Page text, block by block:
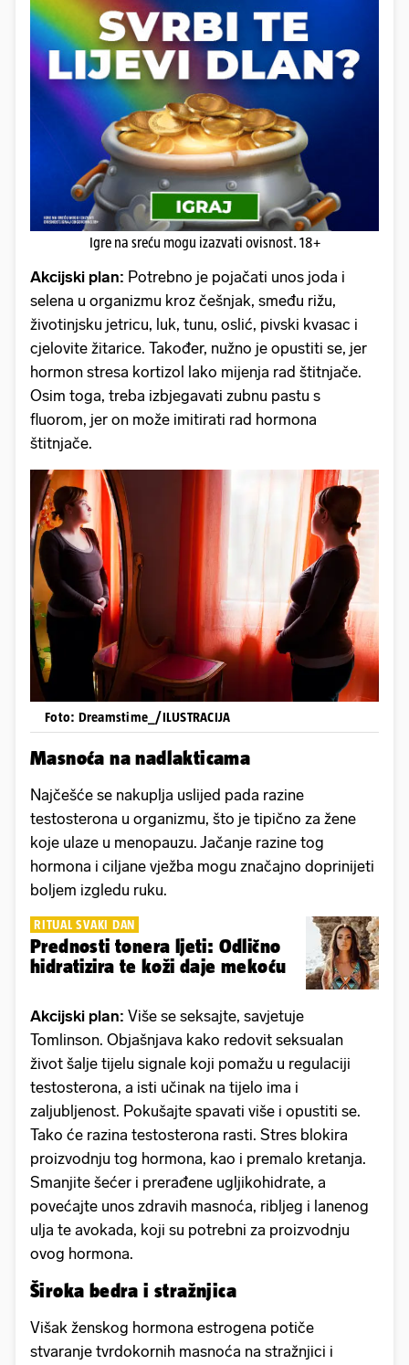
Igre na sreću mogu izazvati ovisnost. 18+
Akcijski plan: Potrebno je pojačati unos joda i
selena u organizmu kroz češnjak, smeđu rižu,
životinjsku jetricu, luk, tunu, oslić, pivski kvasac i
cjelovite žitarice. Također, nužno je opustiti se, jer
hormon stresa kortizol lako mijenja rad štitnjače.
Osim toga, treba izbjegavati zubnu pastu s
fluorom, jer on može imitirati rad hormona
štitnjače.
Foto: Dreamstime_/ILUSTRACIJA
Masnoća na nadlakticama
Najčešće se nakuplja uslijed pada razine
testosterona u organizmu, što je tipično za žene
koje ulaze u menopauzu. Jačanje razine tog
hormona i ciljane vježba mogu značajno doprinijeti
boljem izgledu ruku.
RITUAL SVAKI DAN
Prednosti tonera ljeti: Odlično
hidratizira te koži daje mekoću
Akcijski plan: Više se seksajte, savjetuje
Tomlinson. Objašnjava kako redovit seksualan
život šalje tijelu signale koji pomažu u regulaciji
testosterona, a isti učinak na tijelo ima i
zaljubljenost. Pokušajte spavati više i opustiti se.
Tako će razina testosterona rasti. Stres blokira
proizvodnju tog hormona, kao i premalo kretanja.
Smanjite šećer i prerađene ugljikohidrate, a
povećajte unos zdravih masnoća, ribljeg i lanenog
ulja te avokada, koji su potrebni za proizvodnju
ovog hormona.
Široka bedra i stražnjica
Višak ženskog hormona estrogena potiče
stvaranje tvrdokornih masnoća na stražnjici i